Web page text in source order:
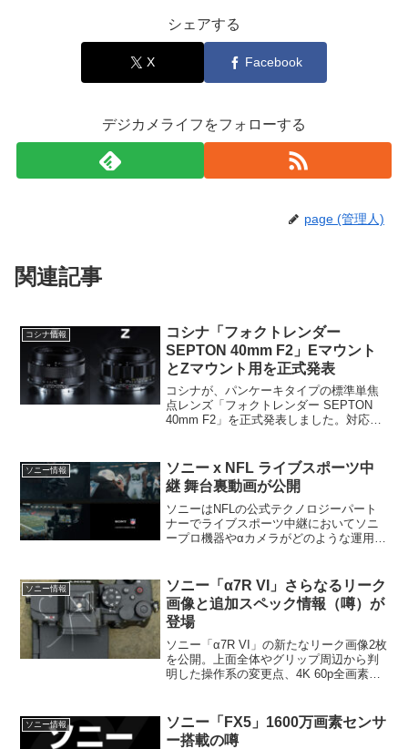
シェアする
X Facebook
デジカメライフをフォローする
page (管理人)
関連記事
コシナ情報
コシナ「フォクトレンダー
SEPTON 40mm F2」Eマウント
とZマウント用を正式発表
コシナが、パンケーキタイプの標準単焦
点レンズ「フォクトレンダー SEPTON
40mm F2」を正式発表しました。対応マ
売日は、Eマウント用が2026年3月、続い
てZマウント用が4月に予定しています。
ソニー情報
ソニー x NFL ライブスポーツ中
継 舞台裏動画が公開
ソニーはNFLの公式テクノロジーパート
ナーでライブスポーツ中継においてソニ
ープロ機器やαカメラがどのような運用が
ソニー情報
ソニー「α7R VI」さらなるリーク
画像と追加スペック情報（噂）が
登場
ソニー「α7R VI」の新たなリーク画像2枚
を公開。上面全体やグリップ周辺から判
明した操作系の変更点、4K 60p全画素読
が詳しく解説します。
ソニー情報
ソニー「FX5」1600万画素センサ
ー搭載の噂